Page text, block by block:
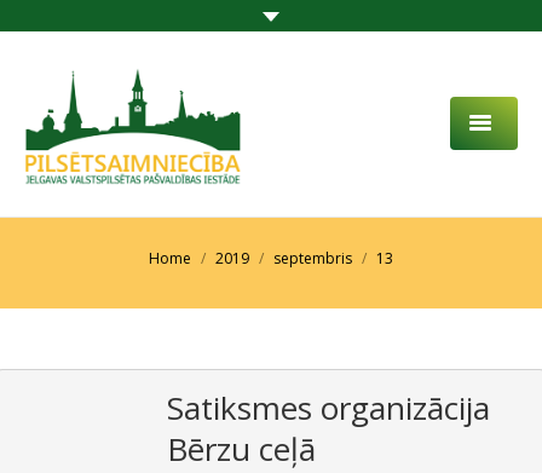
PAR MUMS
PAKALPOJUMI
SABIEDRĪBAS LĪDZDALĪBA
Home 2019 septembris 13
Satiksmes organizācija
Bērzu ceļā